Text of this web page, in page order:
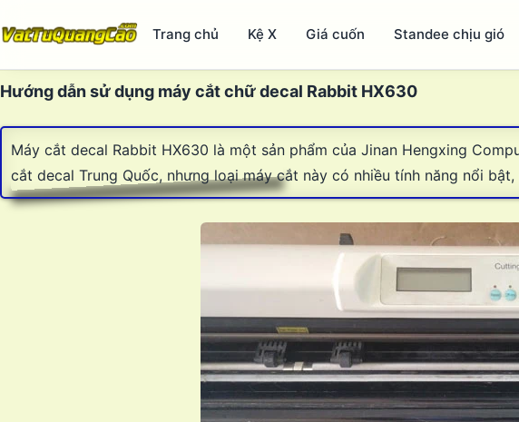
Trang chủ Kệ X Giá cuốn Standee chịu gió
Hướng dẫn sử dụng máy cắt chữ decal Rabbit HX630
Máy cắt decal Rabbit HX630 là một sản phẩm của Jinan Hengxing
cắt decal Trung Quốc, nhưng loại máy cắt này có nhiều tính năng nổi